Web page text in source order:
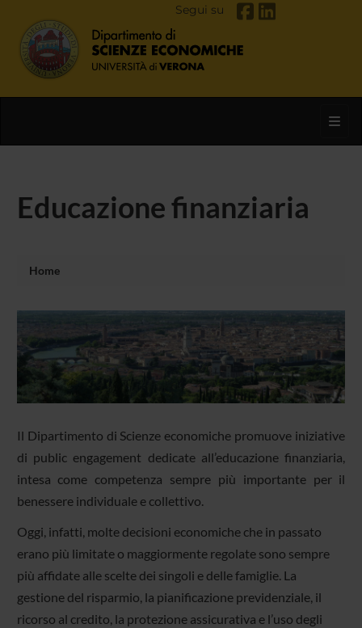
Segui su
Educazione finanziaria
Home
Il Dipartimento di Scienze economiche promuove iniziative
di public engagement dedicate all’educazione finanziaria,
intesa come competenza sempre più importante per il
benessere individuale e collettivo.
Oggi, infatti, molte decisioni economiche che in passato
erano più limitate o maggiormente regolate sono sempre
più affidate alle scelte dei singoli e delle famiglie. La
gestione del risparmio, la pianificazione previdenziale, il
ricorso al credito, la protezione assicurativa e l’uso degli